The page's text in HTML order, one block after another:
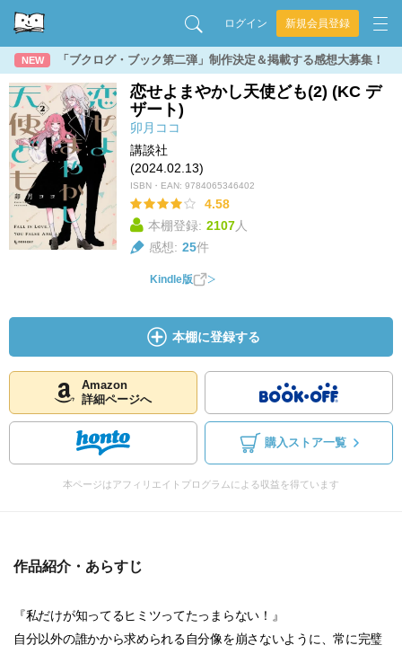
ログイン 新規会員登録
NEW 「ブクログ・ブック第二弾」制作決定＆掲載する感想大募集！
恋せよまやかし天使ども(2) (KC デ
ザート)
卯月ココ
講談社
(2024.02.13)
ISBN・EAN: 9784065346402
4.58
本棚登録: 2107人
感想: 25件
Kindle版
本棚に登録する
Amazon
詳細ページへ
購入ストア一覧
本ページはアフィリエイトプログラムによる収益を得ています
作品紹介・あらすじ
『私だけが知ってるヒミツってたっまらない！』
自分以外の誰かから求められる自分像を崩さないように、常に完璧